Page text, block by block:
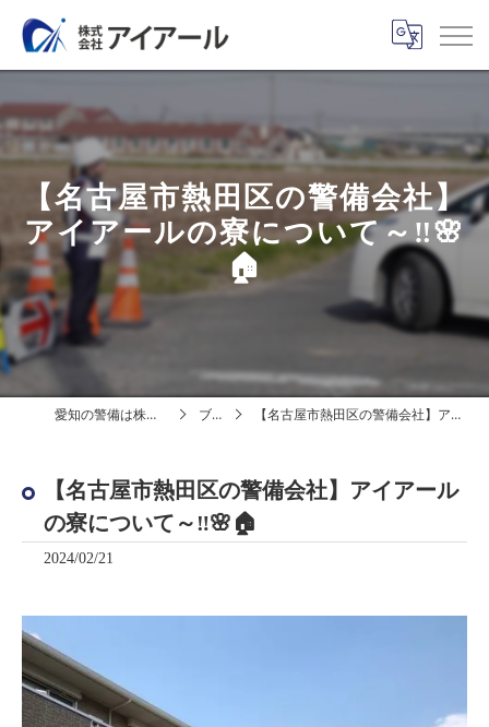
【名古屋市熱田区の警備会社】
アイアールの寮について～‼️🌸
🏠
愛知の警備は株式会社アイアール ブログ 【名古屋市熱田区の警備会社】アイアールの寮について～‼️🌸🏠
【名古屋市熱田区の警備会社】アイアール
の寮について～‼️🌸🏠
2024/02/21